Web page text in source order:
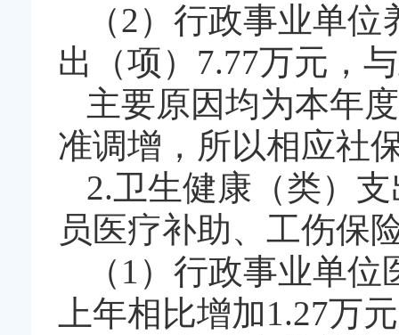
（2）行政事业单
出（项）7.77万元，
主要原因均为本年
准调增，所以相应社
2.卫生健康（类）
员医疗补助、工伤保
（1）行政事业单
上年相比增加1.27万